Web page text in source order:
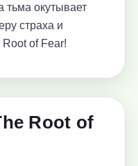
тьма окутывает
страха и
of Fear!
Root of